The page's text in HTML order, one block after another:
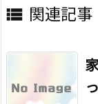
 関連記事